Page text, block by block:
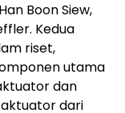
Boon Siew,
Kedua
riset,
utama
dan
dari